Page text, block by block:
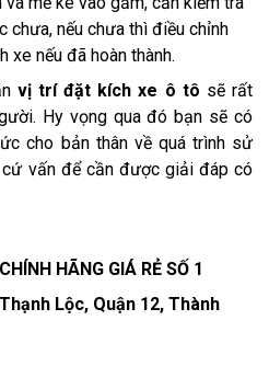
chưa, nếu chưa thì điều chỉnh
xe nếu đã hoàn thành.
vị trí đặt kích xe ô tô sẽ rất
Hy vọng qua đó bạn sẽ có
cho bản thân về quá trình sử
vấn để cần được giải đáp có
HÃNG GIÁ RẺ SỐ 1
Lộc, Quận 12, Thành